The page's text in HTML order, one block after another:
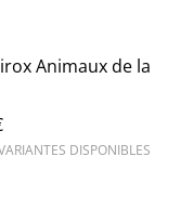
Animaux de la
DISPONIBLES